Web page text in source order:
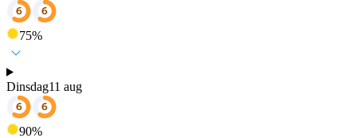
75%
Dinsdag11 aug
90%